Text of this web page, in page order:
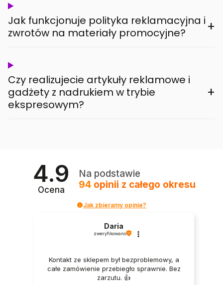
Jak funkcjonuje polityka reklamacyjna i
zwrotów na materiały promocyjne?
+
Czy realizujecie artykuły reklamowe i
gadżety z nadrukiem w trybie
ekspresowym?
+
4.9
Ocena
Na podstawie
94 opinii z całego okresu
Jak zbieramy opinie?
Daria
zweryfikowano
Kontakt ze sklepem był bezproblemowy, a
całe zamówienie przebiegło sprawnie. Bez
zarzutu. 👍️